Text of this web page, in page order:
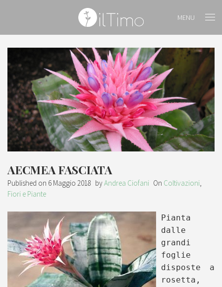
MENU
AECMEA FASCIATA
Published on 6 Maggio 2018 byAndrea Ciofani On Coltivazioni,
Fiori e Piante
Pianta
dalle
grandi
foglie
disposte a
rosetta,